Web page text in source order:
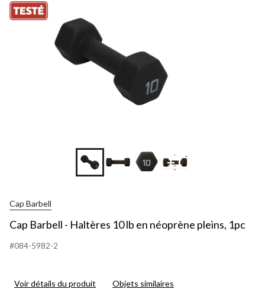
+1
Cap Barbell
Cap Barbell - Haltères 10 lb en néoprène pleins, 1pc
#084-5982-2
Voir détails du produit Objets similaires